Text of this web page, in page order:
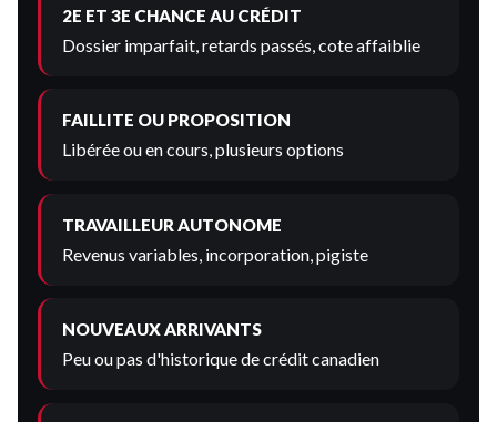
2E ET 3E CHANCE AU CRÉDIT
Dossier imparfait, retards passés, cote affaiblie
FAILLITE OU PROPOSITION
Libérée ou en cours, plusieurs options
TRAVAILLEUR AUTONOME
Revenus variables, incorporation, pigiste
NOUVEAUX ARRIVANTS
Peu ou pas d'historique de crédit canadien